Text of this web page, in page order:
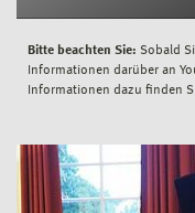
Bitte beachten Sie: Sobald
Informationen darüber an
Informationen dazu finden